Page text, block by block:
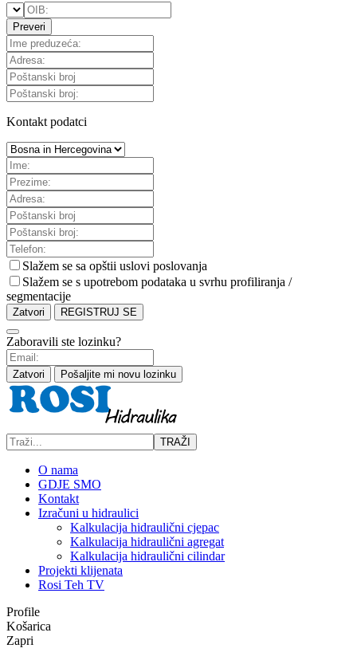
Preveri
Kontakt podatci
Slažem se sa opštii uslovi poslovanja
Slažem se s upotrebom podataka u svrhu profiliranja /
segmentacije
Zatvori REGISTRUJ SE
Zaboravili ste lozinku?
Zatvori Pošaljite mi novu lozinku
TRAŽI
O nama
GDJE SMO
Kontakt
Izračuni u hidraulici
Kalkulacija hidraulični cjepac
Kalkulacija hidraulični agregat
Kalkulacija hidraulični cilindar
Projekti klijenata
Rosi Teh TV
Profile
Košarica
Zapri